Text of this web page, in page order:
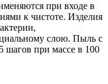
при входе в
к чистоте. Изделия
слою. Пыль с
шагов при массе в 100